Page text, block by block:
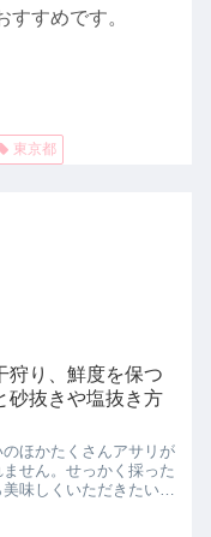
すめです。
東京都
狩り、鮮度を保つ
砂抜きや塩抜き方
ほかたくさんアサリが
せん。せっかく採った
味しくいただきたいで